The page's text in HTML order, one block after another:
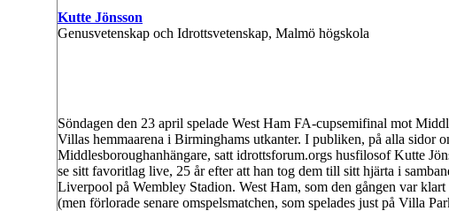
Kutte Jönsson
Genusvetenskap och Idrottsvetenskap, Malmö högskola
Söndagen den 23 april spelade West Ham FA-cupsemifinal mot
Villas hemmaarena i Birminghams utkanter. I publiken, på alla sidor
Middlesboroughanhängare, satt idrottsforum.orgs husfilosof Kutte
se sitt favoritlag live, 25 år efter att han tog dem till sitt hjärta i
Liverpool på Wembley Stadion. West Ham, som den gången var
(men förlorade senare omspelsmatchen, som spelades just på Villa